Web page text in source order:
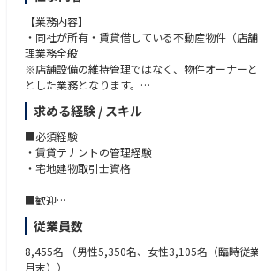
【業務内容】
・同社が所有・賃貸借している不動産物件（店
理業務全般
※店舗設備の維持管理ではなく、物件オーナー
とした業務となります。
（設備管理は別部署の建設部が行います）
【具体的には...】
・物件オーナーとの賃料交渉、契約更新、条件変
・賃貸借契約の管理および各種手続き
・社内関係部署との調整業務
産管理をメインに担当いただきます。
求める経験 / スキル
■必須経験
・賃貸テナントの管理経験
・宅地建物取引士資格
■歓迎
・商業施設内でのリーシング、管理の経験
従業員数
8,455名
（男性5,350名、女性3,105名（臨時従
月末））